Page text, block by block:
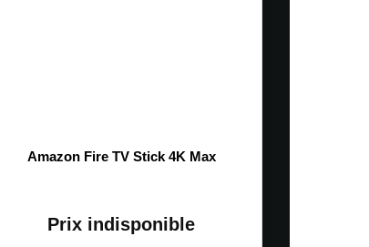
Amazon Fire TV Stick 4K Max
Prix indisponible